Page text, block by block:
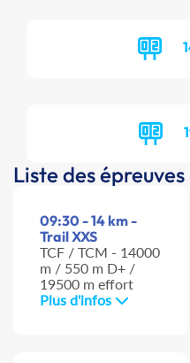
Liste des épreuves
09:30 - 14 km -
Trail XXS
TCF / TCM - 14000
m / 550 m D+ /
19500 m effort
Plus d'infos